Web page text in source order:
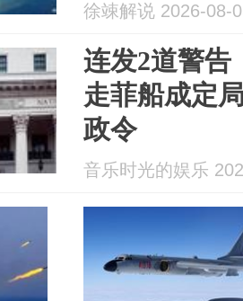
徐竦解说 2026-08-
连发2道警告
走菲船成定
政令
音乐时光的娱乐